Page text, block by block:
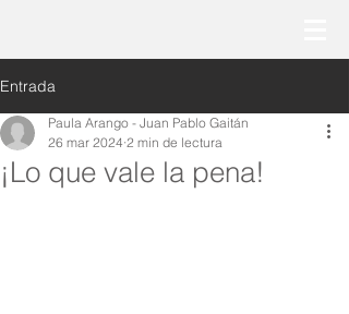
Entrada
¡Lo que vale la pena!
Paula Arango - Juan Pablo Gaitán
26 mar 2024 2 min de lectura